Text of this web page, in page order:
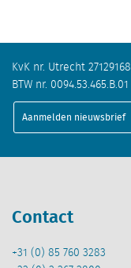
KvK nr. Utrecht 27129168
BTW nr. 0094.53.465.B.01
Aanmelden nieuwsbrief
Contact
+31 (0) 85 760 3283